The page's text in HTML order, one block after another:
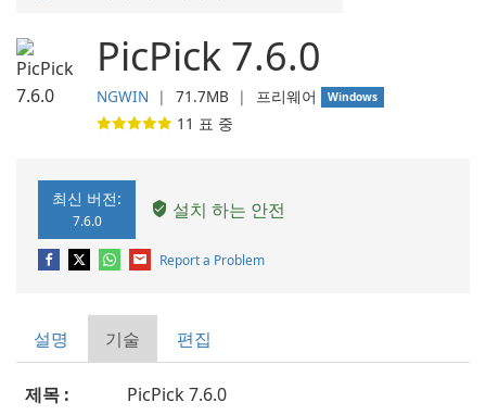
PicPick 7.6.0
NGWIN ❘ 71.7MB ❘ 프리웨어 Windows
11 표 중
최신 버전:
7.6.0 설치 하는 안전
Report a Problem
설명 기술 편집
제목 :
PicPick 7.6.0